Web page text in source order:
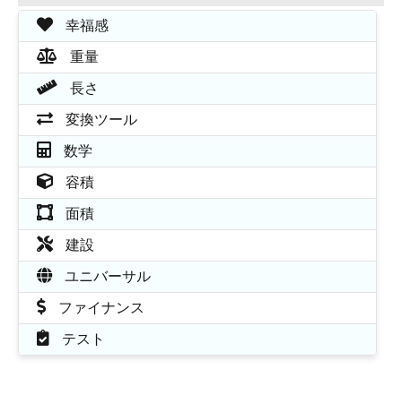
幸福感
重量
長さ
変換ツール
数学
容積
面積
建設
ユニバーサル
ファイナンス
テスト